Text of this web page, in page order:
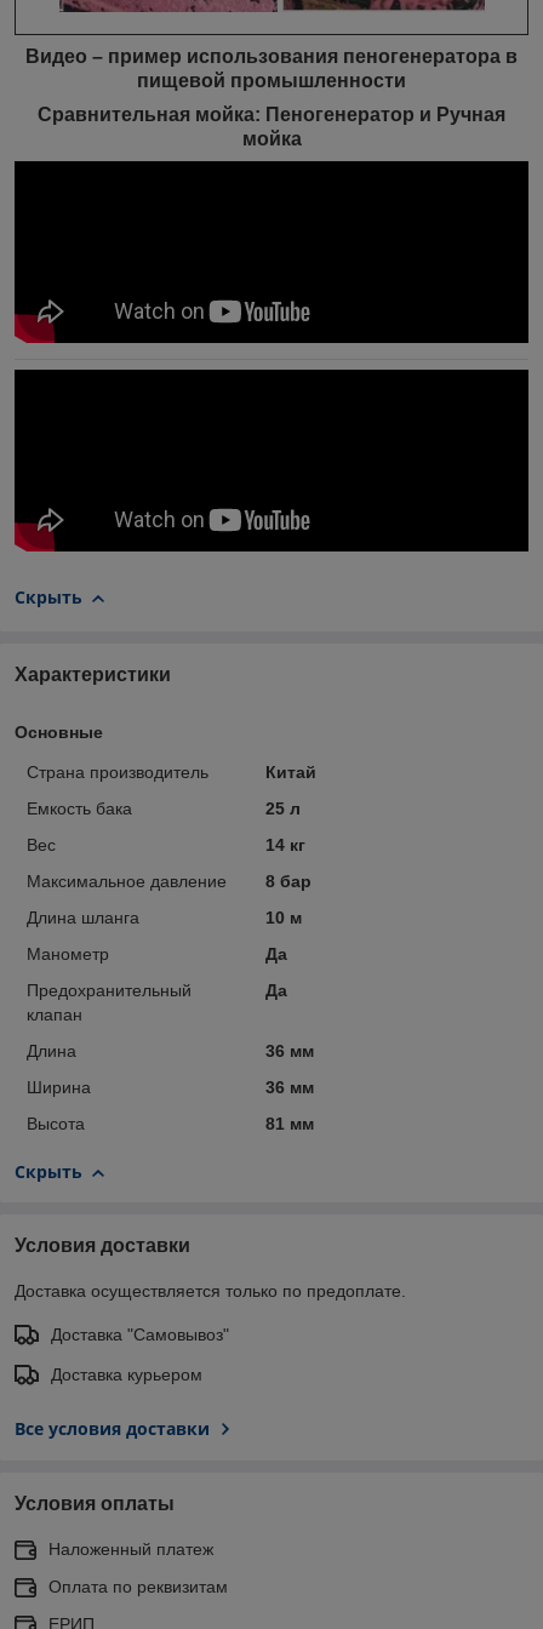
Видео – пример использования пеногенератора в
пищевой промышленности
Сравнительная мойка: Пеногенератор и Ручная
мойка
Скрыть
Характеристики
Основные
Страна производитель
Китай
Емкость бака
25 л
Вес
14 кг
Максимальное давление
8 бар
Длина шланга
10 м
Манометр
Да
Предохранительный
клапан
Да
Длина
36 мм
Ширина
36 мм
Высота
81 мм
Скрыть
Условия доставки
Доставка осуществляется только по предоплате.
Доставка "Самовывоз"
Доставка курьером
Все условия доставки
Условия оплаты
Наложенный платеж
Оплата по реквизитам
ЕРИП